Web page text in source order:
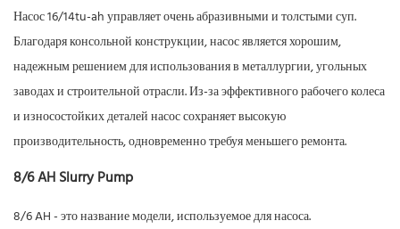
Насос 16/14tu-ah управляет очень абразивными и толстыми суп.
Благодаря консольной конструкции, насос является хорошим,
надежным решением для использования в металлургии, угольных
заводах и строительной отрасли. Из-за эффективного рабочего колеса
и износостойких деталей насос сохраняет высокую
производительность, одновременно требуя меньшего ремонта.
8/6 AH Slurry Pump
8/6 AH - это название модели, используемое для насоса.